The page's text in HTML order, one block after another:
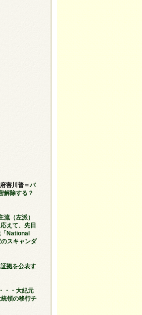
害川普＝バ
解除する？
流（左派）
えて、先日
National
スキャンダ
拠を公表す
・・・大紀元
領の移行チ